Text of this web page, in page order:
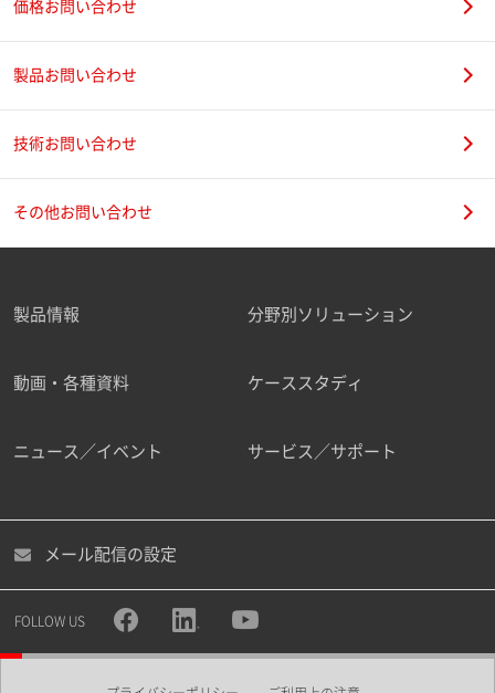
価格お問い合わせ
製品お問い合わせ
技術お問い合わせ
その他お問い合わせ
製品情報 分野別ソリューション
動画・各種資料 ケーススタディ
ニュース／イベント サービス／サポート
メール配信の設定
FOLLOW US